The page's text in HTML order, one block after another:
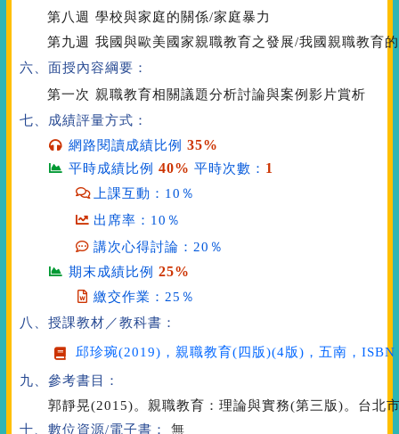
第八週
學校與家庭的關係/家庭暴力
第九週
我國與歐美國家親職教育之發展/我國親職教育
六、面授內容綱要：
第一次 親職教育相關議題分析討論與案例影片賞析
七、成績評量方式：
網路閱讀成績比例35%
平時成績比例40% 平時次數： 1
上課互動：10％
出席率：10％
講次心得討論：20％
期末成績比例25%
繳交作業：25％
八、授課教材／教科書：
邱珍琬(2019)， 親職教育(四版)(4版)，五南，
九、參考書目：
郭靜晃(2015)。親職教育：理論與實務(第三版)。台北
十、數位資源/電子書：
無